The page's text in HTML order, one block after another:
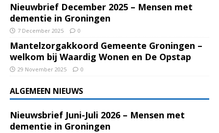
Nieuwbrief December 2025 – Mensen met
dementie in Groningen
7 December 2025 0
Mantelzorgakkoord Gemeente Groningen –
welkom bij Waardig Wonen en De Opstap
29 November 2025 0
ALGEMEEN NIEUWS
Nieuwsbrief Juni-Juli 2026 – Mensen met
dementie in Groningen